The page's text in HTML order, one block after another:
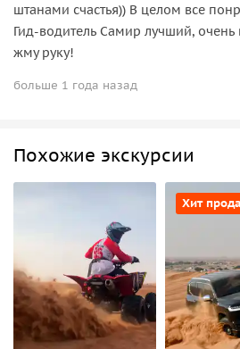
штанами счастья)) В целом все
Гид-водитель Самир лучший,
жму руку!
больше 1 года назад
Похожие экскурсии
Хит